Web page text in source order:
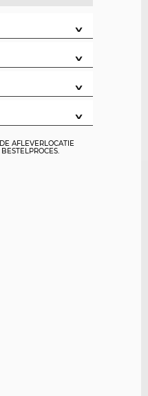
∨
∨
∨
∨
AFLEVERLOCATIE